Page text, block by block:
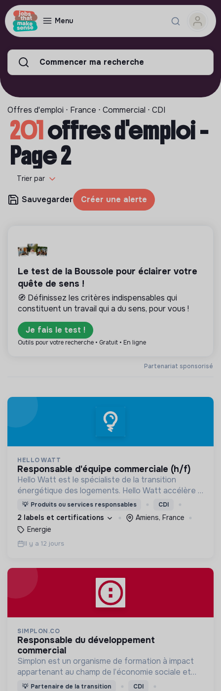
Menu
Commencer ma recherche
Offres d'emploi ⋅ France ⋅ Commercial ⋅ CDI
201offres d'emploi -
Page 2
Trier par
Sauvegarder Créer une alerte
Partenariat sponsorisé
Le test de la Boussole pour éclairer votre
quête de sens !
🧭 Définissez les critères indispensables qui
constituent un travail qui a du sens, pour vous !
Je fais le test !
Outils pour votre recherche • Gratuit • En ligne
HELLO WATT
responsable d'équipe commerciale (h/f)
Hello Watt est le spécialiste de la transition
énergétique des logements. Hello Watt accélère la
transition énergétique en la rendant plus simple,
plus intelligente et plus accessible.
💡 Produits ou services responsables CDI
2 labels et certifications
Amiens, France
Energie
Il y a 12 jours
SIMPLON.CO
responsable du développement
commercial
Simplon est un organisme de formation à impact
appartenant au champ de l’économie sociale et
solidaire.
💡 Partenaire de la transition CDI